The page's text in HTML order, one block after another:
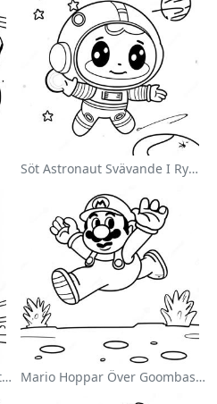
Söt Astronaut Svävande I Rymden Målarbild
Wwe Brottare Hoppar På Motståndare Målarbild Mario Hoppar Över Goombas Målarbild